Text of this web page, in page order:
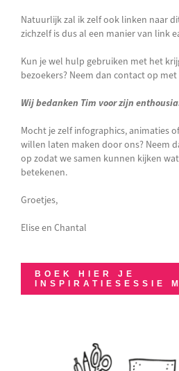
Natuurlijk zal ik zelf ook linken naar
zichzelf is dus al een manier van link
Kun je wel hulp gebruiken met het
bezoekers? Neem dan contact op
Wij bedanken Tim voor zijn
Mocht je zelf infographics, animaties
willen laten maken door ons? Neem
op zodat we samen kunnen kijken
betekenen.
Groetjes,
Elise en Chantal
BOEK HIER JE
INSPIRATIESESSIE